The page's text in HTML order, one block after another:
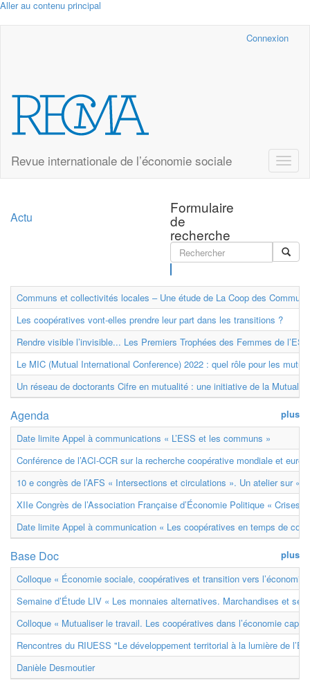
Aller au contenu principal
Connexion
Revue internationale de l’économie sociale
Toggle
Formulaire
de
recherche
Actu
Communs et collectivités locales – Une étude de La Coop des
Les coopératives vont-elles prendre leur part dans les transitions ?
Rendre visible l’invisible... Les Premiers Trophées des Femmes de
Le MIC (Mutual International Conference) 2022 : quel rôle pour les
Un réseau de doctorants Cifre en mutualité : une initiative de la
plus
Agenda
Date limite Appel à communications « L’ESS et les communs »
Conférence de l’ACI-CCR sur la recherche coopérative mondiale et
10 e congrès de l’AFS « Intersections et circulations ». Un atelier sur «
XIIe Congrès de l’Association Française d’Économie Politique « Crises
Date limite Appel à communication « Les coopératives en temps de
plus
Base Doc
Colloque « Économie sociale, coopératives et transition vers
Semaine d’Étude LIV « Les monnaies alternatives. Marchandises et
Colloque « Mutualiser le travail. Les coopératives dans l’économie
Rencontres du RIUESS "Le développement territorial à la lumière de
Danièle Desmoutier